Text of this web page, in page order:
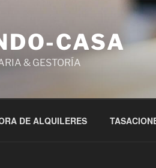
CASA
& GESTORÍA
DE ALQUILERES